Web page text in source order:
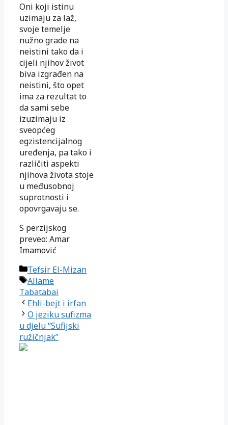
Oni koji istinu
uzimaju za laž,
svoje temelje
nužno grade na
neistini tako da i
cijeli njihov život
biva izgrađen na
neistini, što opet
ima za rezultat to
da sami sebe
izuzimaju iz
sveopćeg
egzistencijalnog
uređenja, pa tako i
različiti aspekti
njihova života stoje
u međusobnoj
suprotnosti i
opovrgavaju se.
S perzijskog
preveo: Amar
Imamović
Kategorije
Tefsir El-Mizan
Oznake
Allame
Tabatabai
Ehli-bejt i irfan
O jeziku sufizma
u djelu “Sufijski
ružičnjak”